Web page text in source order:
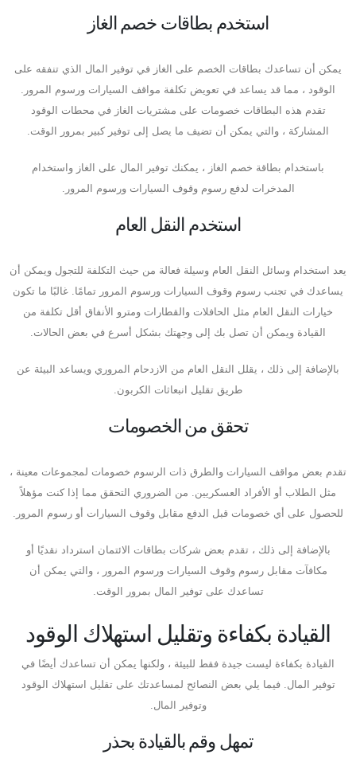
استخدم بطاقات خصم الغاز
يمكن أن تساعدك بطاقات الخصم على الغاز في توفير المال الذي تنفقه على
الوقود ، مما قد يساعد في تعويض تكلفة مواقف السيارات ورسوم المرور.
تقدم هذه البطاقات خصومات على مشتريات الغاز في محطات الوقود
المشاركة ، والتي يمكن أن تضيف ما يصل إلى توفير كبير بمرور الوقت.
باستخدام بطاقة خصم الغاز ، يمكنك توفير المال على الغاز واستخدام
المدخرات لدفع رسوم وقوف السيارات ورسوم المرور.
استخدم النقل العام
يعد استخدام وسائل النقل العام وسيلة فعالة من حيث التكلفة للتجول ويمكن أن
يساعدك في تجنب رسوم وقوف السيارات ورسوم المرور تمامًا. غالبًا ما تكون
خيارات النقل العام مثل الحافلات والقطارات ومترو الأنفاق أقل تكلفة من
القيادة ويمكن أن تصل بك إلى وجهتك بشكل أسرع في بعض الحالات.
بالإضافة إلى ذلك ، يقلل النقل العام من الازدحام المروري ويساعد البيئة عن
طريق تقليل انبعاثات الكربون.
تحقق من الخصومات
تقدم بعض مواقف السيارات والطرق ذات الرسوم خصومات لمجموعات معينة ،
مثل الطلاب أو الأفراد العسكريين. من الضروري التحقق مما إذا كنت مؤهلاً
للحصول على أي خصومات قبل الدفع مقابل وقوف السيارات أو رسوم المرور.
بالإضافة إلى ذلك ، تقدم بعض شركات بطاقات الائتمان استرداد نقديًا أو
مكافآت مقابل رسوم وقوف السيارات ورسوم المرور ، والتي يمكن أن
تساعدك على توفير المال بمرور الوقت.
القيادة بكفاءة وتقليل استهلاك الوقود
القيادة بكفاءة ليست جيدة فقط للبيئة ، ولكنها يمكن أن تساعدك أيضًا في
توفير المال. فيما يلي بعض النصائح لمساعدتك على تقليل استهلاك الوقود
وتوفير المال.
تمهل وقم بالقيادة بحذر